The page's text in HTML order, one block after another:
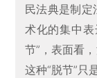
民法典是制
术化的集中
节”，表面看
这种“脱节”只